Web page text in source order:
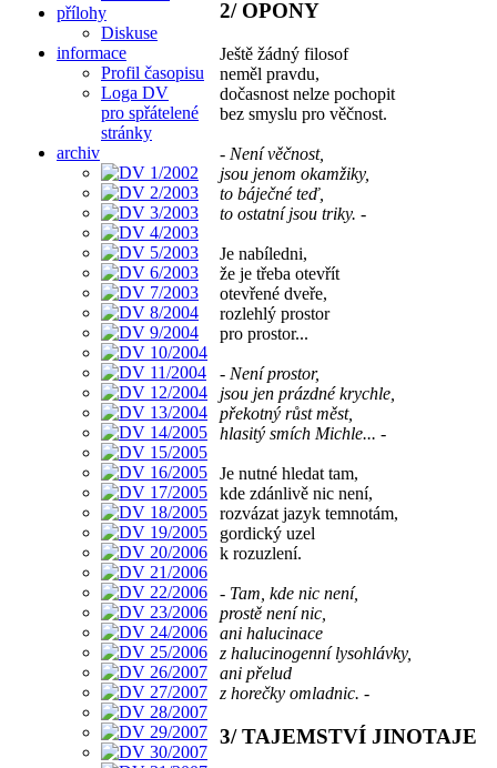
přílohy
Diskuse
informace
Profil časopisu
Loga DV
pro spřátelené
stránky
archiv
2/ OPONY
Ještě žádný filosof
neměl pravdu,
dočasnost nelze pochopit
bez smyslu pro věčnost.
- Není věčnost,
jsou jenom okamžiky,
to báječné teď,
to ostatní jsou triky. -
Je nabíledni,
že je třeba otevřít
otevřené dveře,
rozlehlý prostor
pro prostor...
- Není prostor,
jsou jen prázdné krychle,
překotný růst měst,
hlasitý smích Michle... -
Je nutné hledat tam,
kde zdánlivě nic není,
rozvázat jazyk temnotám,
gordický uzel
k rozuzlení.
- Tam, kde nic není,
prostě není nic,
ani halucinace
z halucinogenní lysohlávky,
ani přelud
z horečky omladnic. -
3/ TAJEMSTVÍ JINOTAJE